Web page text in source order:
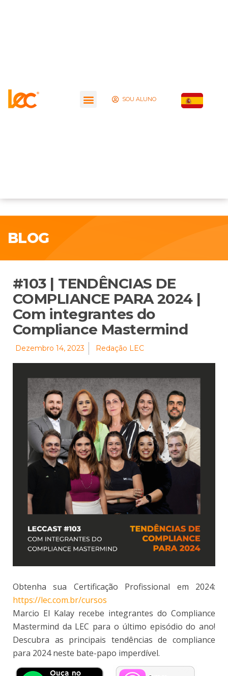
SOU ALUNO
BLOG
#103 | TENDÊNCIAS DE
COMPLIANCE PARA 2024 |
Com integrantes do
Compliance Mastermind
Dezembro 14, 2023 Redação LEC
Obtenha sua Certificação Profissional em 2024:
https://lec.com.br/cursos
Marcio El Kalay recebe integrantes do Compliance
Mastermind da LEC para o último episódio do ano!
Descubra as principais tendências de compliance
para 2024 neste bate-papo imperdível.